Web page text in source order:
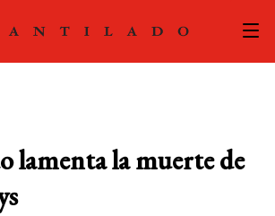
el
ACTUALIDAD
lamenta la muerte de